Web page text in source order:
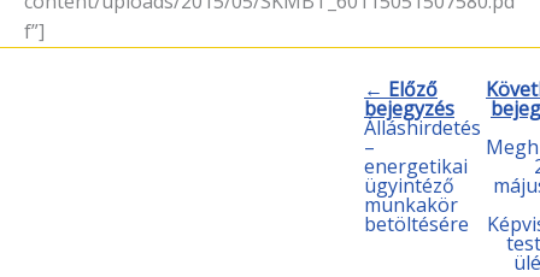
content
f”]
← Előző
bejegyzés
Álláshirdetés
–
energetikai
ügyintéző
munkakör
betöltésére